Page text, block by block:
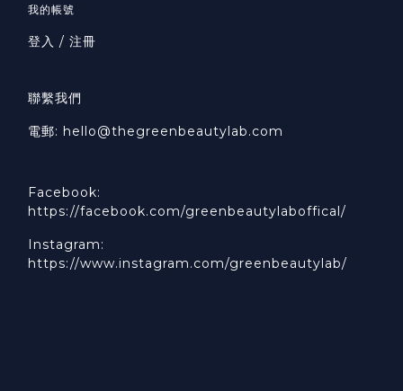
我的帳號
登入 / 注冊
聯繫我們
電郵: hello@thegreenbeautylab.com
Facebook:
https://facebook.com/greenbeautylaboffical/
Instagram:
https://www.instagram.com/greenbeautylab/